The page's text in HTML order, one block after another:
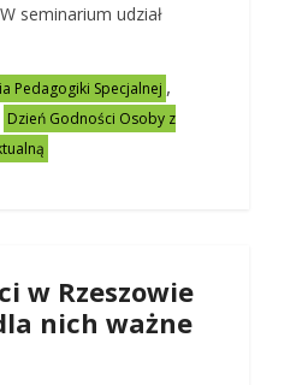
seminarium udział
Pedagogiki Specjalnej ,
Dzień Godności Osoby z
w Rzeszowie
nich ważne